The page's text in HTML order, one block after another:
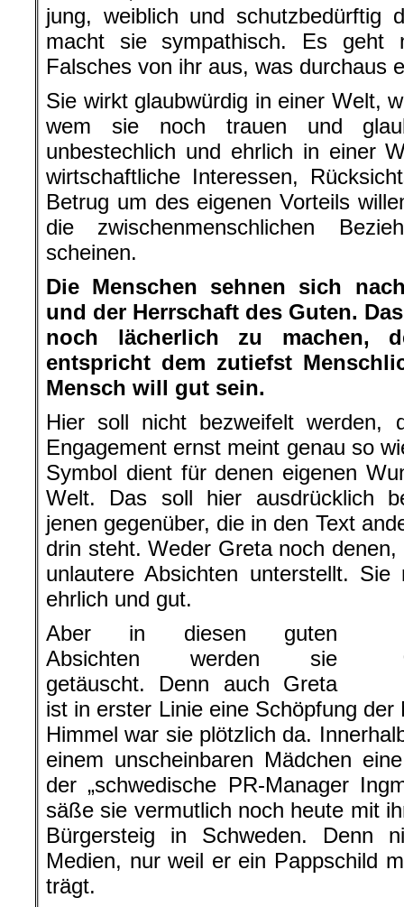
jung, weiblich und schutzbedürftig
macht sie sympathisch. Es geht
Falsches von ihr aus, was durchaus
Sie wirkt glaubwürdig in einer Welt,
wem sie noch trauen und
unbestechlich und ehrlich in einer
wirtschaftliche Interessen,
Betrug um des eigenen Vorteils
die zwischenmenschlichen
scheinen.
Die Menschen sehnen sich
und der Herrschaft des Guten.
noch lächerlich zu machen,
entspricht dem zutiefst
Mensch will gut sein.
Hier soll nicht bezweifelt werden,
Engagement ernst meint genau so
Symbol dient für denen eigenen
Welt. Das soll hier ausdrücklich
jenen gegenüber, die in den Text
drin steht. Weder Greta noch
unlautere Absichten unterstellt.
ehrlich und gut.
Aber in diesen guten
Absichten werden sie
getäuscht. Denn auch Greta
ist in erster Linie eine Schöpfung
Himmel war sie plötzlich da.
einem unscheinbaren Mädchen
der „schwedische PR-Manager
säße sie vermutlich noch heute mit
Bürgersteig in Schweden. Denn
Medien, nur weil er ein Pappschild
trägt.